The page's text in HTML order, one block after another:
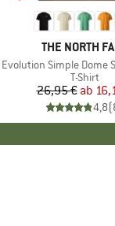
MARKE
THE NORTH
Artikel
Evolution Simple Dome
T-Shirt
Preis
26,95 € ab
4,8(